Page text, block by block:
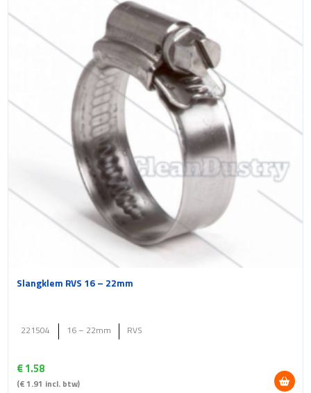
Slangklem RVS 16 – 22mm
€1.58
(€ 1.91 incl. btw)
221504 16 – 22mm RVS